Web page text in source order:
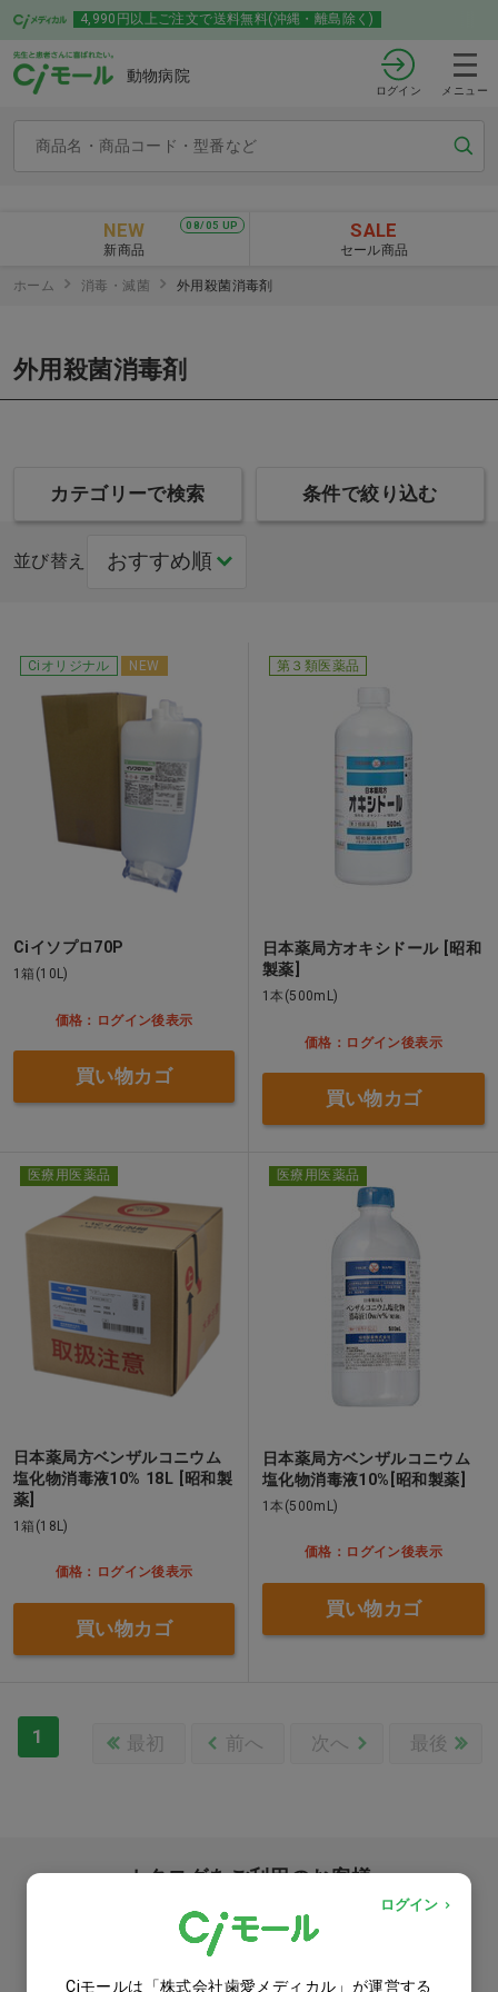
4,990円以上ご注文で送料無料(沖縄・離島除く)
動物病院
ログイン メニュー
08/05 UP
NEW
新商品
SALE
セール商品
ホーム 消毒・滅菌 外用殺菌消毒剤
外用殺菌消毒剤
カテゴリーで検索 条件で絞り込む
並び替え
Ciオリジナル NEW
Ciイソプロ70P
1箱(10L)
価格：ログイン後表示
買い物カゴ
第３類医薬品
日本薬局方オキシドール [昭和
製薬]
1本(500mL)
価格：ログイン後表示
買い物カゴ
医療用医薬品
日本薬局方ベンザルコニウム
塩化物消毒液10% 18L [昭和製
薬]
1箱(18L)
価格：ログイン後表示
買い物カゴ
医療用医薬品
日本薬局方ベンザルコニウム
塩化物消毒液10%[昭和製薬]
1本(500mL)
価格：ログイン後表示
買い物カゴ
1 最初 前へ 次へ 最後
カタログをご利用のお客様
カタログ請求
商品コード入力でクイックオーダー
ログイン
Ciモールは「株式会社歯愛メディカル」が運営する